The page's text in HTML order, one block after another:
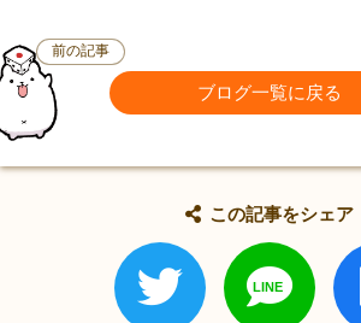
前の記事
ブログ一覧に戻る
この記事をシェア